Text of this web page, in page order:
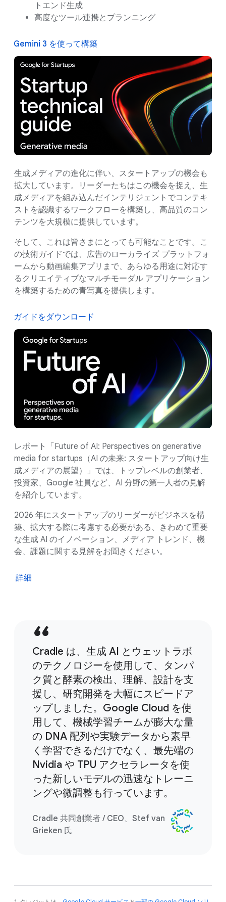
トエンド生成
高度なツール連携とプランニング
Gemini 3 を使って構築
生成メディアの進化に伴い、スタートアップの機会も
拡大しています。リーダーたちはこの機会を捉え、生
成メディアを組み込んだインテリジェントでコンテキ
ストを認識するワークフローを構築し、高品質のコン
テンツを大規模に提供しています。
そして、これは皆さまにとっても可能なことです。こ
の技術ガイドでは、広告のローカライズ プラットフォ
ームから動画編集アプリまで、あらゆる用途に対応す
るクリエイティブなマルチモーダル アプリケーション
を構築するための青写真を提供します。
ガイドをダウンロード
レポート「Future of AI: Perspectives on generative
media for startups（AI の未来: スタートアップ向け生
成メディアの展望）」では、トップレベルの創業者、
投資家、Google 社員など、AI 分野の第一人者の見解
を紹介しています。
2026 年にスタートアップのリーダーがビジネスを構
築、拡大する際に考慮する必要がある、きわめて重要
な生成 AI のイノベーション、メディア トレンド、機
会、課題に関する見解をお聞きください。
詳細
Cradle は、生成 AI とウェットラボ
のテクノロジーを使用して、タンパ
ク質と酵素の検出、理解、設計を支
援し、研究開発を大幅にスピードア
ップしました。Google Cloud を使
用して、機械学習チームが膨大な量
の DNA 配列や実験データから素早
く学習できるだけでなく、最先端の
Nvidia や TPU アクセラレータを使
った新しいモデルの迅速なトレーニ
ングや微調整も行っています。
Cradle 共同創業者 / CEO、Stef van
Grieken 氏